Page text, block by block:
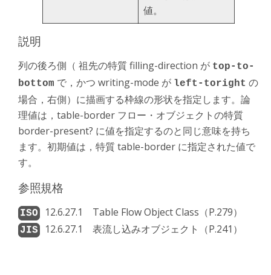
値。
説明
列の後ろ側（ 祖先の特質 filling-direction が top-to-
bottom で，かつ writing-mode が left-toright の
場合，右側）に描画する枠線の形状を指定します。論
理値は，table-border フロー・オブジェクトの特質
border-present? に値を指定するのと同じ意味を持ち
ます。初期値は，特質 table-border に指定された値で
す。
参照規格
12.6.27.1 Table Flow Object Class（P.279）
12.6.27.1 表流し込みオブジェクト（P.241）